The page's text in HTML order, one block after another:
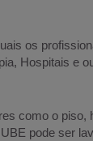
os
Hospitais e
como o
pode ser